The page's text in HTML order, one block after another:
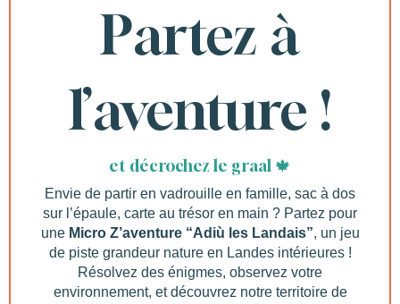
Partez à
l’aventure !
et décrochez le graal 🍁
Envie de partir en vadrouille en famille, sac à dos
sur l’épaule, carte au trésor en main ? Partez pour
une Micro Z’aventure “Adiù les Landais”, un jeu
de piste grandeur nature en Landes intérieures !
Résolvez des énigmes, observez votre
environnement, et découvrez notre territoire de